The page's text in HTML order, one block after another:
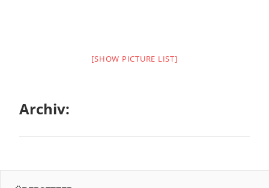
[SHOW PICTURE LIST]
Archiv: